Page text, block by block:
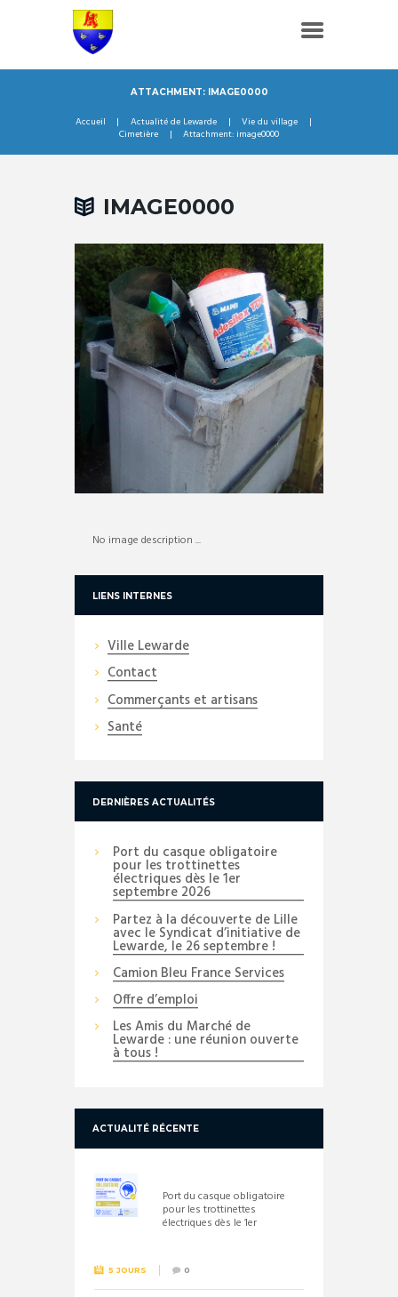
ATTACHMENT: IMAGE0000
Accueil Actualité de Lewarde
Vie du village
Cimetière
Attachment: image0000
IMAGE0000
No image description ...
LIENS INTERNES
Ville Lewarde
Contact
Commerçants et artisans
Santé
DERNIÈRES ACTUALITÉS
Port du casque obligatoire
pour les trottinettes
électriques dès le 1er
septembre 2026
Partez à la découverte de Lille
avec le Syndicat d’initiative de
Lewarde, le 26 septembre !
Camion Bleu France Services
Offre d’emploi
Les Amis du Marché de
Lewarde : une réunion ouverte
à tous !
ACTUALITÉ RÉCENTE
Port du casque obligatoire
pour les trottinettes
électriques dès le 1er
5 JOURS 0